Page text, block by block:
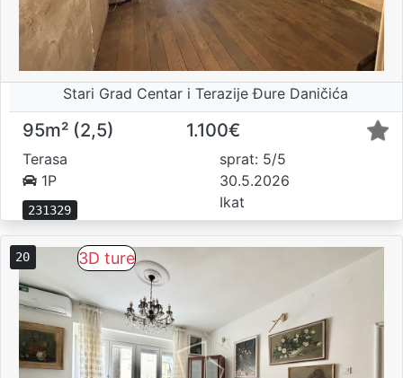
Stari Grad Centar i Terazije Đure Daničića
95m² (2,5) 1.100€
Terasa
1P
231329
sprat: 5/5
30.5.2026
Ikat
20 3D ture